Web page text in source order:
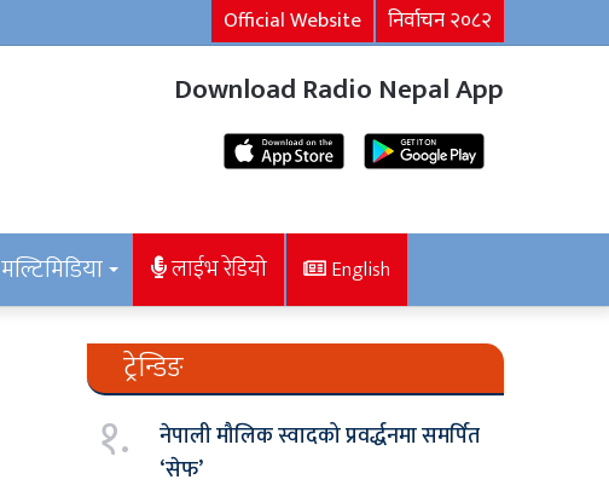
Official Website निर्वाचन २०८२
Download Radio Nepal App
मल्टिमिडिया लाईभ रेडियो English
ट्रेन्डिङ
१.
नेपाली मौलिक स्वादको प्रवर्द्धनमा समर्पित
‘सेफ’